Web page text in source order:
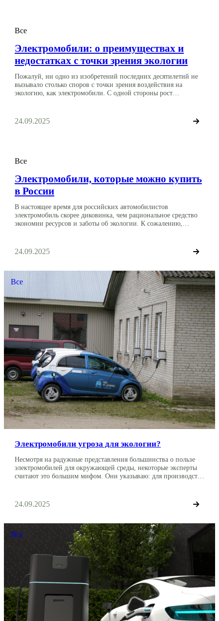
Все
Электромобили: о преимуществах и
недостатках с точки зрения экологии
Пожалуй, ни одно из изобретений последних десятилетий не
вызывало столько споров с точки зрения воздействия на
экологию, как электромобили. С одной стороны рост
среду за счет сокращения объема выбросов вредных веществ в
процессе их эксплуатации. С другой стороны само
24.09.2025
Все
Электромобили, которые можно купить
в России
В настоящее время для российских автомобилистов
электромобиль скорее диковинка, чем рациональное средство
экономии ресурсов и заботы об экологии. К сожалению,
причин: Несмотря на все неудобства использования,
автомобили на электродвигателе все-таки есть в продаже.
24.09.2025
Все
Электромобили угроза для экологии?
Несмотря на радужные представления большинства о пользе
электромобилей для окружающей среды, некоторые эксперты
считают это большим мифом. Они указываю: для производства
газа. Однако ученые посчитали и выяснили, что эта теория не
верна. Вред электромобилей В электромобильный заговор на
24.09.2025
Все